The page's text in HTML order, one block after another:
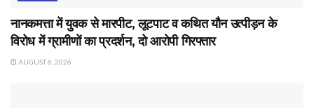
नानकमत्ता में युवक से मारपीट, लूटपाट व कथित यौन उत्पीड़न के
विरोध में ग्रामीणों का प्रदर्शन, दो आरोपी गिरफ्तार
AUGUST 6, 2026